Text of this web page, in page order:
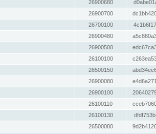
26900680
26900700
26700100
26900480
26900500
26100100
26500150
26900080
26900100
26100110
26100130
26500080